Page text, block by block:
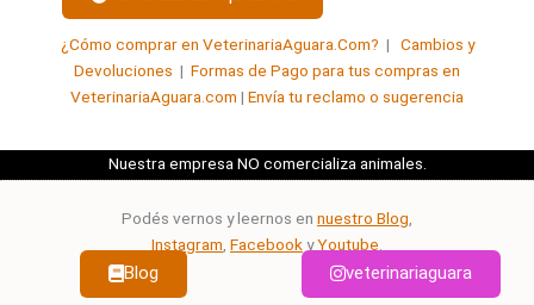
5
¿Cómo comprar en VeterinariaAguara.Com? | Cambios y
Devoluciones | Formas de Pago para tus compras en
VeterinariaAguara.com | Envía tu reclamo o sugerencia
Nuestra empresa NO comercializa animales.
Podés vernos y leernos en nuestro Blog,
Instagram, FacebookyYoutube.
Blog veterinariaguara